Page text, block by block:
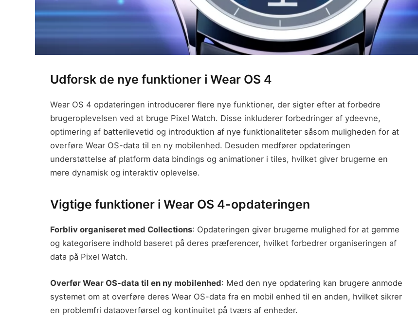
Udforsk de nye funktioner i Wear OS 4
Wear OS 4 opdateringen introducerer flere nye funktioner, der sigter efter at forbedre
brugeroplevelsen ved at bruge Pixel Watch. Disse inkluderer forbedringer af ydeevne,
optimering af batterilevetid og introduktion af nye funktionaliteter såsom muligheden for at
overføre Wear OS-data til en ny mobilenhed. Desuden medfører opdateringen
understøttelse af platform data bindings og animationer i tiles, hvilket giver brugerne en
mere dynamisk og interaktiv oplevelse.
Vigtige funktioner i Wear OS 4-opdateringen
Forbliv organiseret med Collections: Opdateringen giver brugerne mulighed for at gemme
og kategorisere indhold baseret på deres præferencer, hvilket forbedrer organiseringen af
data på Pixel Watch.
Overfør Wear OS-data til en ny mobilenhed: Med den nye opdatering kan brugere anmode
systemet om at overføre deres Wear OS-data fra en mobil enhed til en anden, hvilket sikrer
en problemfri dataoverførsel og kontinuitet på tværs af enheder.